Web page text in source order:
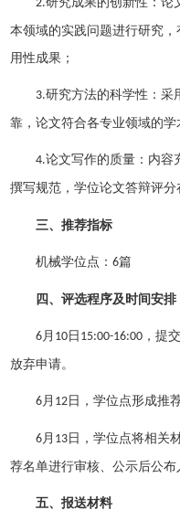
2.
本领域的实践问题进行研究
用性成果；
3.研究方法的科学性：采
靠，论文符合各专业领域的学
4.论文写作的质量：内容
撰写规范，学位论文答辩评分
三、推荐指标
机械学位点：6篇
四、评选程序及时间安排
6 月 10日 15:00-16:00 ，提
放弃申请。
6 月 12日，学位点形成推
6 月 13日 ，学位点将相关
荐名单进行审核、公示后公布
五、报送材料